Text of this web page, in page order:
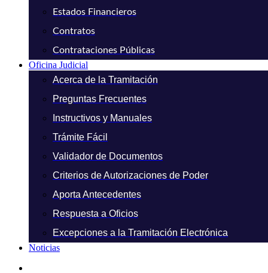
Estados Financieros
Contratos
Contrataciones Públicas
Oficina Judicial
Acerca de la Tramitación
Preguntas Frecuentes
Instructivos y Manuales
Trámite Fácil
Validador de Documentos
Criterios de Autorizaciones de Poder
Aporta Antecedentes
Respuesta a Oficios
Excepciones a la Tramitación Electrónica
Noticias